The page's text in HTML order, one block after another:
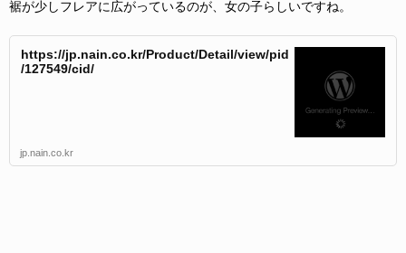
裾が少しフレアに広がっているのが、女の子らしいですね。
https://jp.nain.co.kr/Product/Detail/view/pid
/127549/cid/
jp.nain.co.kr